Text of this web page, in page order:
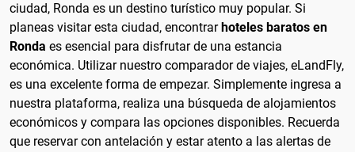
ciudad, Ronda es un destino turístico muy popular. Si
planeas visitar esta ciudad, encontrar hoteles baratos en
Ronda es esencial para disfrutar de una estancia
económica. Utilizar nuestro comparador de viajes, eLandFly,
es una excelente forma de empezar. Simplemente ingresa a
nuestra plataforma, realiza una búsqueda de alojamientos
económicos y compara las opciones disponibles. Recuerda
que reservar con antelación y estar atento a las alertas de